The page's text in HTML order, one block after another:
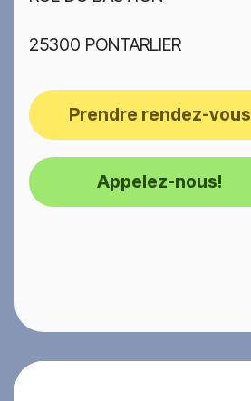
25300 PONTARLIER
Prendre rendez-vous
Appelez-nous!